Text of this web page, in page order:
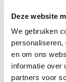
Deze website
We gebruiken
en om ons
informatie over
partners voor
ontworpen voor
aangegeven als
De platen,
vezels die niet
vallen. De